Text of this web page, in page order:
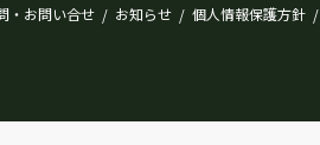
・お問い合せ / お知らせ / 個人情報保護方針 /